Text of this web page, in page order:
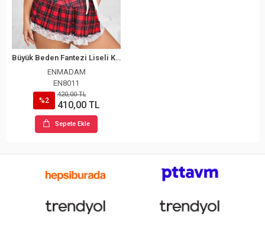
Büyük Beden Fantezi Liseli Kostüm
ENMADAM
EN8011
%2
420,00 TL
410,00 TL
Sepete Ekle